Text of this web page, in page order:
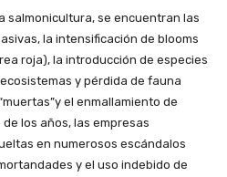
salmonicultura, se encuentran las
la intensificación de blooms
roja), la introducción de especies
y pérdida de fauna
el enmallamiento de
los años, las empresas
en numerosos escándalos
y el uso indebido de